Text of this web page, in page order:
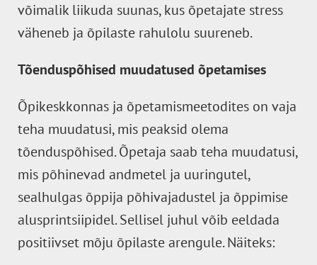
võimalik liikuda suunas, kus õpetajate stress
väheneb ja õpilaste rahulolu suureneb.
Tõenduspõhised muudatused õpetamises
Õpikeskkonnas ja õpetamismeetodites on vaja
teha muudatusi, mis peaksid olema
tõenduspõhised. Õpetaja saab teha muudatusi,
mis põhinevad andmetel ja uuringutel,
sealhulgas õppija põhivajadustel ja õppimise
alusprintsiipidel. Sellisel juhul võib eeldada
positiivset mõju õpilaste arengule. Näiteks: